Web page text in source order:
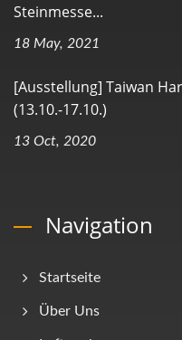
Steinmesse...
18 May, 2021
[Ausstellung] Taiwan
(13.10.-17.10.)
13 Oct, 2020
Navigation
Startseite
Über Uns